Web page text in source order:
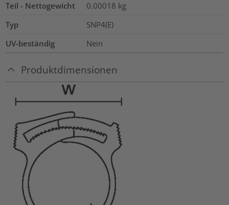
Teil - Nettogewicht
0.00018 kg
Typ
SNP4(E)
UV-beständig
Nein
Produktdimensionen